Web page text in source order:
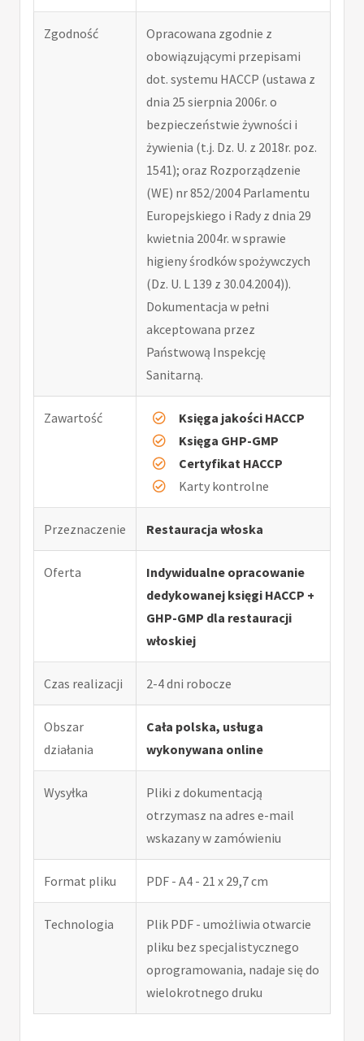
Zgodność
Opracowana zgodnie z
obowiązującymi przepisami
dot. systemu HACCP (ustawa z
dnia 25 sierpnia 2006r. o
bezpieczeństwie żywności i
żywienia (t.j. Dz. U. z 2018r. poz.
1541); oraz Rozporządzenie
(WE) nr 852/2004 Parlamentu
Europejskiego i Rady z dnia 29
kwietnia 2004r. w sprawie
higieny środków spożywczych
(Dz. U. L 139 z 30.04.2004)).
Dokumentacja w pełni
akceptowana przez
Państwową Inspekcję
Sanitarną.
Zawartość
Księga jakości HACCP
Księga GHP-GMP
Certyfikat HACCP
Karty kontrolne
Przeznaczenie Restauracja włoska
Oferta
Indywidualne opracowanie
dedykowanej księgi HACCP +
GHP-GMP dla restauracji
włoskiej
Czas realizacji 2-4 dni robocze
Obszar
działania
Cała polska, usługa
wykonywana online
Wysyłka
Pliki z dokumentacją
otrzymasz na adres e-mail
wskazany w zamówieniu
Format pliku PDF - A4 - 21 x 29,7 cm
Technologia
Plik PDF - umożliwia otwarcie
pliku bez specjalistycznego
oprogramowania, nadaje się do
wielokrotnego druku